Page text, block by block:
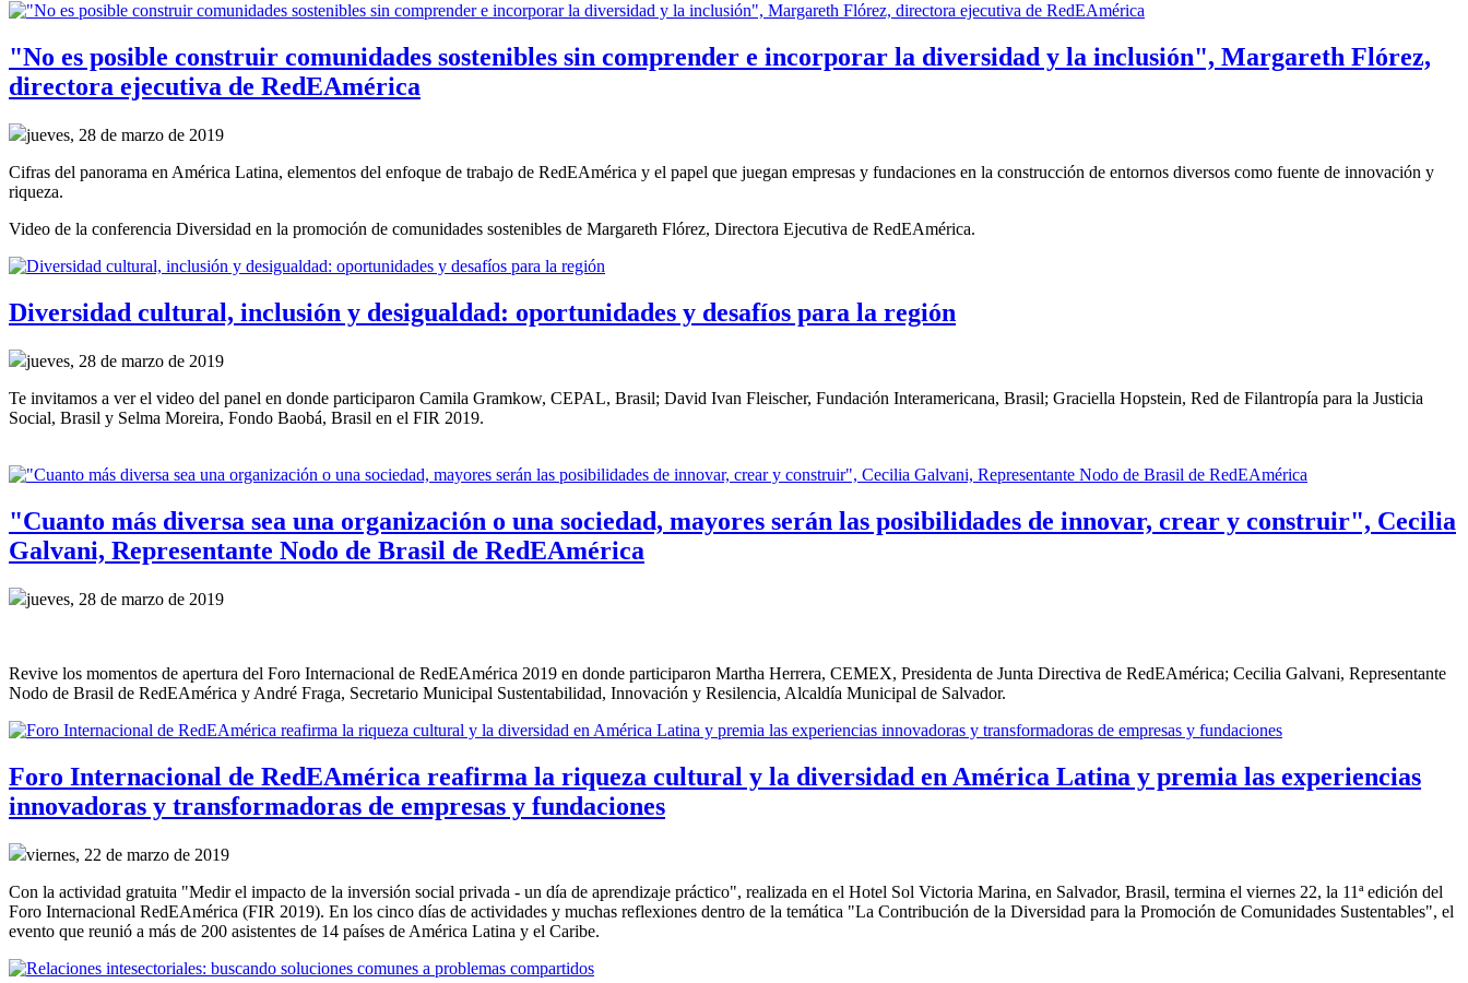
"No es posible construir comunidades sostenibles sin comprender e incorporar la diversidad y la inclusión", Margareth Flórez,
directora ejecutiva de RedEAmérica
jueves, 28 de marzo de 2019
Cifras del panorama en América Latina, elementos del enfoque de trabajo de RedEAmérica y el papel que juegan empresas y fundaciones en la construcción de entornos diversos como fuente de innovación y
riqueza.
Video de la conferencia Diversidad en la promoción de comunidades sostenibles de Margareth Flórez, Directora Ejecutiva de RedEAmérica.
Diversidad cultural, inclusión y desigualdad: oportunidades y desafíos para la región
jueves, 28 de marzo de 2019
Te invitamos a ver el video del panel en donde participaron Camila Gramkow, CEPAL, Brasil; David Ivan Fleischer, Fundación Interamericana, Brasil; Graciella Hopstein, Red de Filantropía para la Justicia
Social, Brasil y Selma Moreira, Fondo Baobá, Brasil en el FIR 2019.
"Cuanto más diversa sea una organización o una sociedad, mayores serán las posibilidades de innovar, crear y construir", Cecilia
Galvani, Representante Nodo de Brasil de RedEAmérica
jueves, 28 de marzo de 2019
Revive los momentos de apertura del Foro Internacional de RedEAmérica 2019 en donde participaron Martha Herrera, CEMEX, Presidenta de Junta Directiva de RedEAmérica; Cecilia Galvani, Representante
Nodo de Brasil de RedEAmérica y André Fraga, Secretario Municipal Sustentabilidad, Innovación y Resilencia, Alcaldía Municipal de Salvador.
Foro Internacional de RedEAmérica reafirma la riqueza cultural y la diversidad en América Latina y premia las experiencias
innovadoras y transformadoras de empresas y fundaciones
viernes, 22 de marzo de 2019
Con la actividad gratuita "Medir el impacto de la inversión social privada - un día de aprendizaje práctico", realizada en el Hotel Sol Victoria Marina, en Salvador, Brasil, termina el viernes 22, la 11ª edición del
Foro Internacional RedEAmérica (FIR 2019). En los cinco días de actividades y muchas reflexiones dentro de la temática "La Contribución de la Diversidad para la Promoción de Comunidades Sustentables", el
evento que reunió a más de 200 asistentes de 14 países de América Latina y el Caribe.